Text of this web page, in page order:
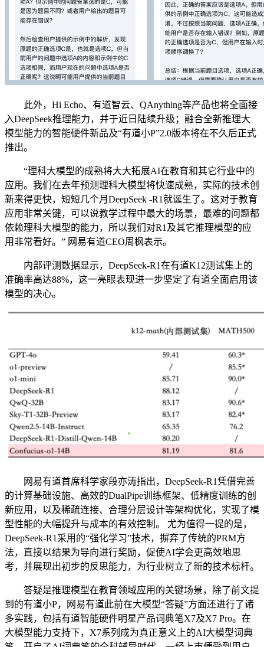
此外，Hi Echo、有道智云、QAnything等产品也将全面接
入DeepSeek推理能力，并于近日陆续升级；融合全新推理大
模型能力的智能硬件新品及“有道小P”2.0版本将在不久后正式
推出。
“理科大模型的成熟将大大拓展AI在教育和其它行业中的
应用。我们在去年预测理科大模型将快速成熟，实际的技术创
新来得更快，短短几个月DeepSeek -R1就诞生了。这对于教育
应用非常关键，可以说教学过程中最大的场景，最难的问题都
依赖理科大模型的能力，所以我们对R1及其它推理模型的应
用非常看好。” 网易有道CEO周枫表示。
内部评测数据显示，DeepSeek-R1在有道K12测试集上的
准确率高达88%，这一亮眼表现进一步坚定了有道全面启用该
模型的决心。
网易有道首席科学家段亦涛指出，DeepSeek-R1凭借完善
的计算基础设施、高效的DualPipe训练框架、低精度训练的创
新应用，以及稀疏连接、合理分层设计等架构优化，实现了模
型性能的大幅提升与成本的有效控制。 尤为值得一提的是，
DeepSeek-R1采用的“强化学习”技术，摒弃了传统的PRM方
法，直接以结果为导向进行奖励，促使AI学会更高效地思
考，并展现出初步的反思能力，为行业树立了新的技术标杆。
答疑是推理模型在教育领域应用的关键场景，除了前文提
到的有道小P，网易有道此前在大模型“答疑”方面还进行了诸
多实践，包括有道智能硬件明星产品词典笔X7及X7 Pro。在
大模型能力支持下，X7系列成为真正意义上的AI大模型词典